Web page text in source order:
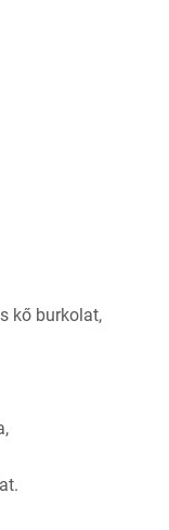
kő burkolat,